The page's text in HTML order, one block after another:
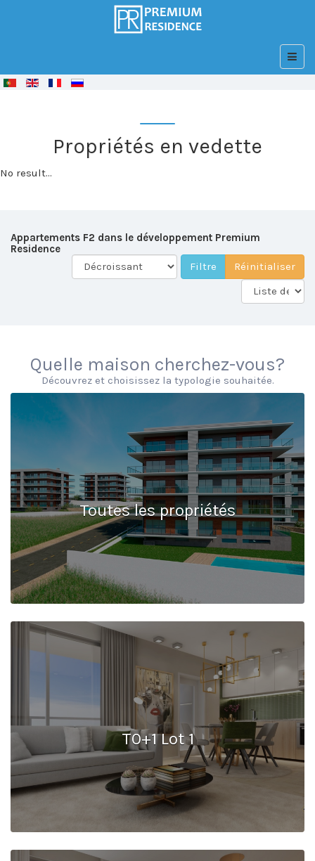
© FreeJoomla! 3 Modules
Propriétés en vedette
No result...
Appartements F2 dans le développement Premium
Residence
Quelle maison cherchez-vous?
Découvrez et choisissez la typologie souhaitée.
Toutes les propriétés
T0+1 Lot 1